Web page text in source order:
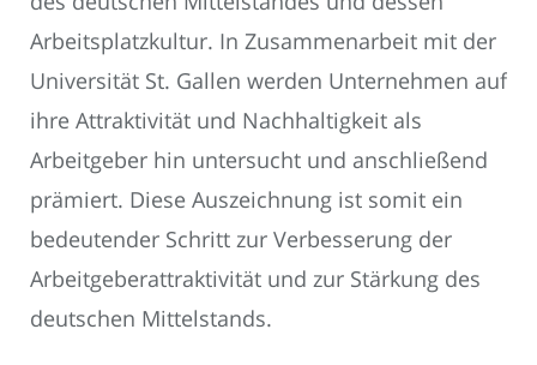
Arbeitsplatzkultur. In Zusammenarbeit mit der
Universität St. Gallen werden Unternehmen auf
ihre Attraktivität und Nachhaltigkeit als
Arbeitgeber hin untersucht und anschließend
prämiert. Diese Auszeichnung ist somit ein
bedeutender Schritt zur Verbesserung der
Arbeitgeberattraktivität und zur Stärkung des
deutschen Mittelstands.